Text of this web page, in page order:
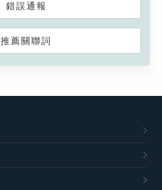
錯誤通報
推薦關聯詞